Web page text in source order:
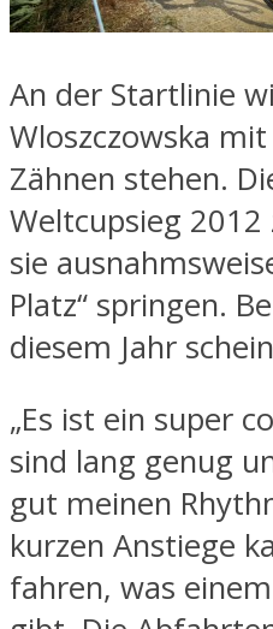
An der Startlinie
Wloszczowska
Zähnen stehen.
Weltcupsieg
sie
Platz“ springen.
diesem Jahr
„Es ist ein super
sind lang genug
gut meinen
kurzen Anstiege
fahren, was